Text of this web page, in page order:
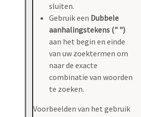
sluiten.
Gebruik een Dubbele
aanhalingstekens (" ")
aan het begin en einde
van uw zoektermen om
naar de exacte
combinatie van woorden
te zoeken.
Voorbeelden van het gebruik